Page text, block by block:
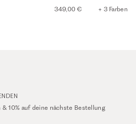
349,00 € + 3 Farben
10% auf deine nächste Bestellung